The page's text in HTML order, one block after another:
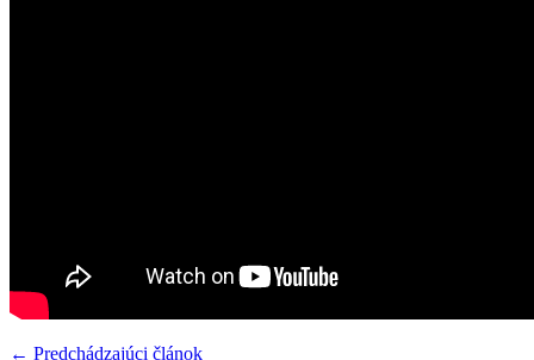
← Predchádzajúci článok